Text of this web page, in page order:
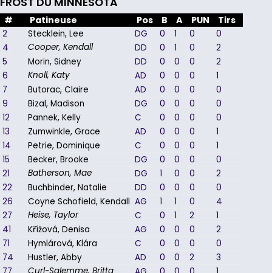
# Patineuse Pos B A PUN Tirs
2 Stecklein, Lee DG 0 1 0 0
4
Cooper, Kendall DD 0 1 0 2
5
Morin, Sidney DD 0 0 0 2
6
Knoll, Katy AD 0 0 0 1
7
Butorac, Claire AD 0 0 0 0
9
Bizal, Madison DG 0 0 0 0
12
Pannek, Kelly C 0 0 0 0
13
Zumwinkle, Grace AD 0 0 0 1
14
Petrie, Dominique C 0 0 0 1
15
Becker, Brooke DG 0 0 0 0
21
Batherson, Mae DG 1 0 0 2
22
Buchbinder, Natalie DD 0 0 0 0
26
Coyne Schofield, Kendall AG 1 1 0 4
27
Heise, Taylor C 0 1 2 1
41
Křížová, Denisa AG 0 0 0 2
71
Hymlárová, Klára C 0 0 0 0
74
Hustler, Abby AD 0 0 2 3